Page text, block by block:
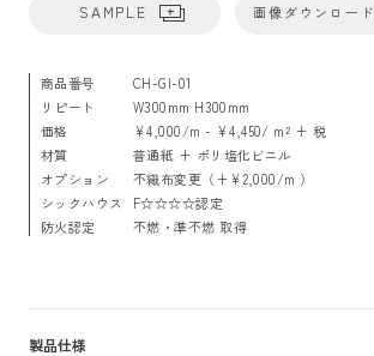
SAMPLE 画像ダウンロード
商品番号
CH-GI-01
リピート
W300mm H300mm
価格
¥4,000/m - ¥4,450/ m² + 税
材質
普通紙 + ポリ塩化ビニル
オプション
不織布変更（+¥2,000/m ）
シックハウス
F☆☆☆☆認定
防火認定
不燃・準不燃 取得
製品仕様